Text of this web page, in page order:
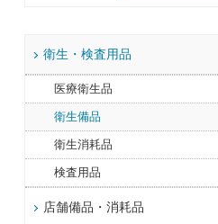
衛生・検査用品
医療衛生品
衛生備品
衛生消耗品
検査用品
店舗備品・消耗品